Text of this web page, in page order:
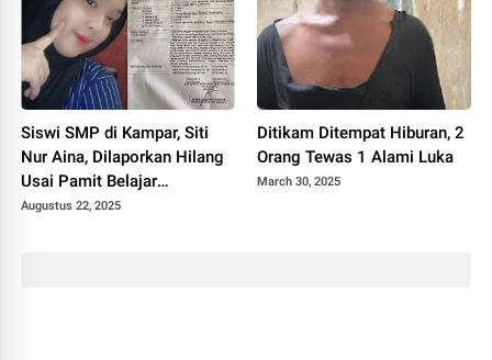
Siswi SMP di Kampar, Siti
Nur Aina, Dilaporkan Hilang
Usai Pamit Belajar
Kelompok
Augustus 22, 2025
Ditikam Ditempat Hiburan, 2
Orang Tewas 1 Alami Luka
March 30, 2025